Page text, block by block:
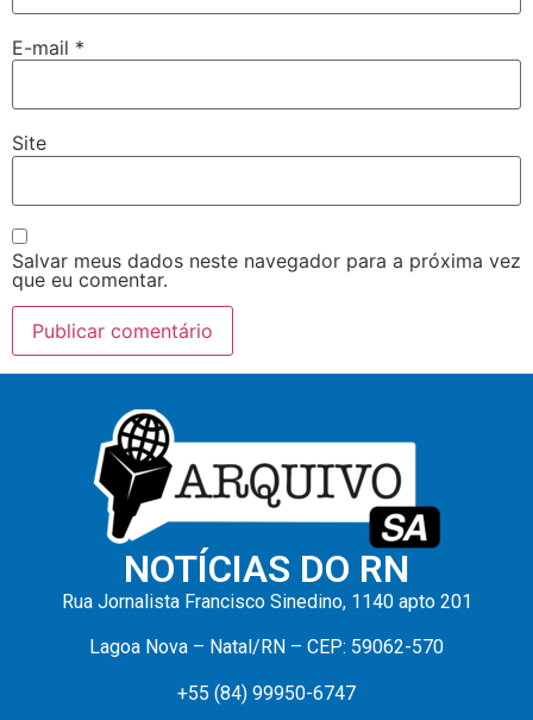
E-mail *
Site
Salvar meus dados neste navegador para a próxima vez
que eu comentar.
NOTÍCIAS DO RN
Rua Jornalista Francisco Sinedino, 1140 apto 201
Lagoa Nova – Natal/RN – CEP: 59062-570
+55 (84) 99950-6747